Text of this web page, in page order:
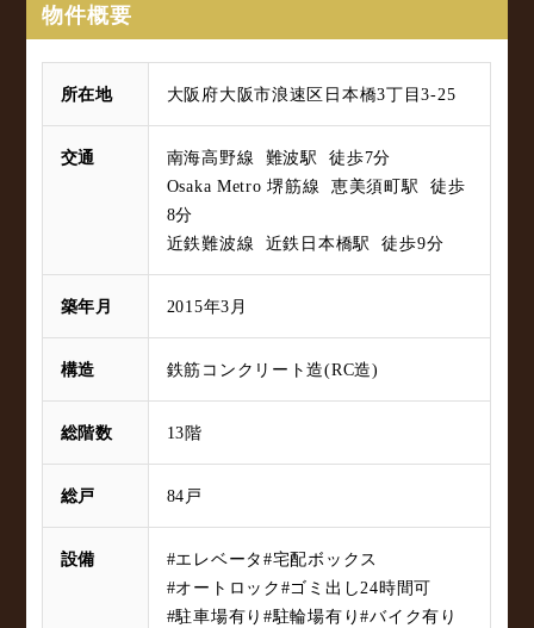
物件概要
所在地 大阪府大阪市浪速区日本橋3丁目3-25
交通
南海高野線 難波駅 徒歩7分
Osaka Metro 堺筋線 恵美須町駅 徒歩
8分
近鉄難波線 近鉄日本橋駅 徒歩9分
築年月 2015年3月
構造 鉄筋コンクリート造(RC造)
総階数 13階
総戸 84戸
設備 #エレベータ#宅配ボックス
#オートロック#ゴミ出し24時間可
#駐車場有り#駐輪場有り#バイク有り